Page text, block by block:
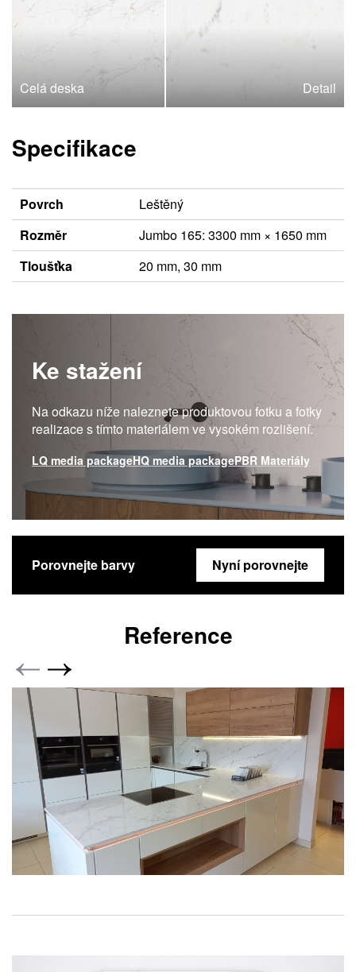
Celá deska Detail
Specifikace
Povrch
Leštěný
Rozměr
Jumbo 165: 3300 mm × 1650 mm
Tloušťka
20 mm, 30 mm
Ke stažení
Na odkazu níže naleznete produktovou fotku a fotky
realizace s tímto materiálem ve vysokém rozlišení.
LQ media packageHQ media packagePBR Materiály
Porovnejte barvy Nyní porovnejte
Reference